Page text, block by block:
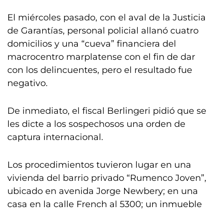
El miércoles pasado, con el aval de la Justicia
de Garantías, personal policial allanó cuatro
domicilios y una “cueva” financiera del
macrocentro marplatense con el fin de dar
con los delincuentes, pero el resultado fue
negativo.
De inmediato, el fiscal Berlingeri pidió que se
les dicte a los sospechosos una orden de
captura internacional.
Los procedimientos tuvieron lugar en una
vivienda del barrio privado “Rumenco Joven”,
ubicado en avenida Jorge Newbery; en una
casa en la calle French al 5300; un inmueble